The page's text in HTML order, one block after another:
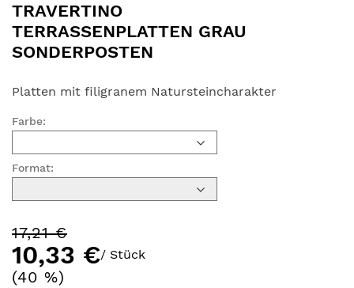
TRAVERTINO
TERRASSENPLATTEN GRAU
SONDERPOSTEN
Platten mit filigranem Natursteincharakter
Farbe:
Format:
17,21 €
10,33 €/ Stück
(40 %)